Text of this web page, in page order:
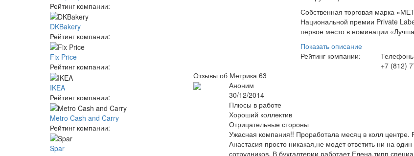
Рейтинг компании:
DKBakery
Рейтинг компании:
Fix Price
Рейтинг компании:
IKEA
Рейтинг компании:
Metro Cash and Carry
Рейтинг компании:
Spar
Собственная торговая марка
Национальной премии Private
первое место в номинации
Показать описание
Рейтинг компании:
+7 (812)
Отзывы об Метрика 63
Аноним
30/12/2014
Плюсы в работе
Хороший коллектив
Отрицательные стороны
Ужасная компания!! Проработала месяц в колл центре.
Анастасия просто никакая,не модет ответить ни на
сотрудников. В бухгалтерии работает Елена,типп